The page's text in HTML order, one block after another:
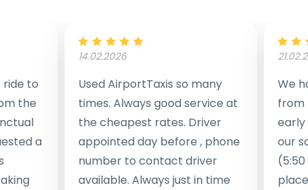
to
the
a
14.02.2026
Used AirportTaxis so many
times. Always good service at
the cheapest rates. Driver
appointed day before , phone
number to contact driver
available. Always just in time
We
from
early
our